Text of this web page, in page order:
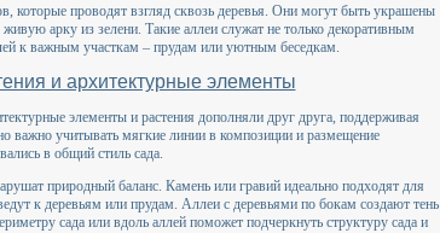
которые проводят взгляд сквозь деревья. Они могут быть украшены
арку из зелени. Такие аллеи служат не только декоративным
к важным участкам – прудам или уютным беседкам.
и архитектурные элементы
элементы и растения дополняли друг друга, поддерживая
важно учитывать мягкие линии в композиции и размещение
в общий стиль сада.
природный баланс. Камень или гравий идеально подходят для
к деревьям или прудам. Аллеи с деревьями по бокам создают тень
сада или вдоль аллей поможет подчеркнуть структуру сада и